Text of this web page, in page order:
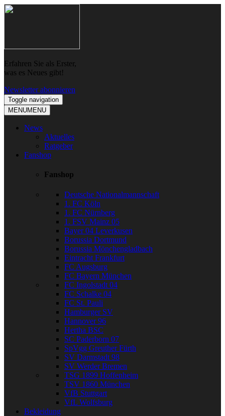
Skip
Skip
Erfahren Sie als Erster,
was es Neues gibt!
Newsletter abonnieren
Toggle navigation
MENUMENU
News
Aktuelles
Ratgeber
Fanshop
Fanshop
Deutsche Nationalmannschaft
1. FC Köln
1. FC Nürnberg
1. FSV Mainz 05
Bayer 04 Leverkusen
Borussia Dortmund
Borussia Mönchengladbach
Eintracht Frankfurt
FC Augsburg
FC Bayern München
FC Ingolstadt 04
FC Schalke 04
FC St. Pauli
Hamburger SV
Hannover 96
Hertha BSC
SC Paderborn 07
SpVgg Greuther Fürth
SV Darmstadt 98
SV Werder Bremen
TSG 1899 Hoffenheim
TSV 1860 München
VfB Stuttgart
VfL Wolfsburg
Bekleidung